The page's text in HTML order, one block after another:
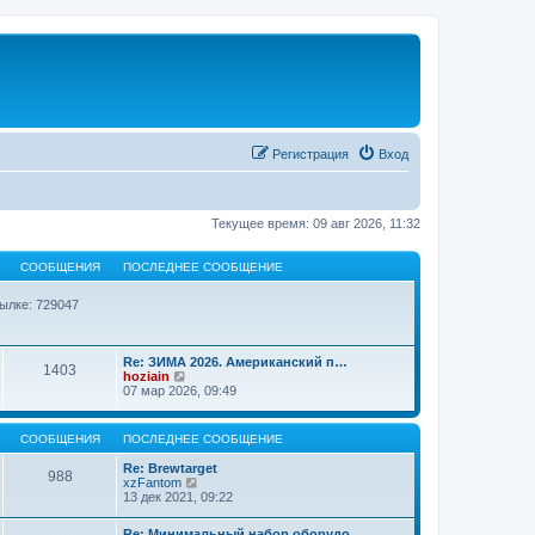
Вход
Регистрация
Текущее время: 09 авг 2026, 11:32
СООБЩЕНИЯ ПОСЛЕДНЕЕ СООБЩЕНИЕ
729047
1403
Re: ЗИМА 2026. Американский п…
hoziain
е
е
й
т
к
п
о
с
07 мар 2026, 09:49
СООБЩЕНИЯ ПОСЛЕДНЕЕ СООБЩЕНИЕ
988
Re: Brewtarget
xzFantom
е
е
13 дек 2021, 09:22